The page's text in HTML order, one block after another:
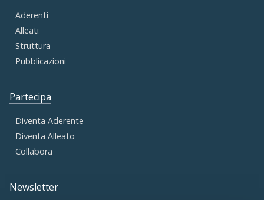
Aderenti
Alleati
Struttura
Pubblicazioni
Partecipa
Diventa Aderente
Diventa Alleato
Collabora
Newsletter